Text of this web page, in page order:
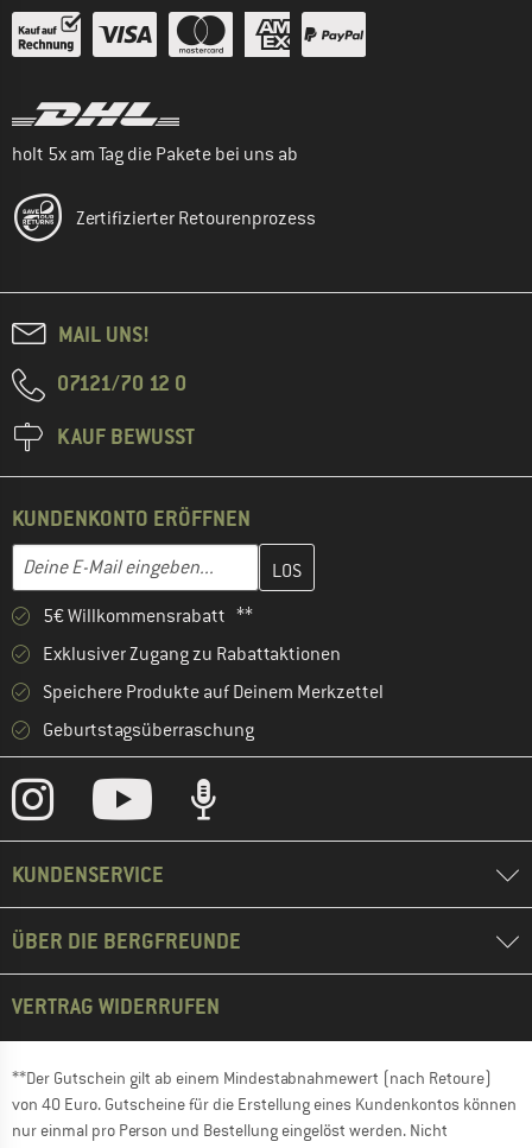
holt 5x am Tag die Pakete bei uns ab
Zertifizierter Retourenprozess
MAIL UNS!
07121/70 12 0
KAUF BEWUSST
KUNDENKONTO ERÖFFNEN
E-Mail-Adresse
Gib hier deine E-Mail-Adresse ein und erstelle im nächsten
5€ Willkommensrabatt **
Exklusiver Zugang zu Rabattaktionen
Speichere Produkte auf Deinem Merkzettel
Geburtstagsüberraschung
KUNDENSERVICE
ÜBER DIE BERGFREUNDE
VERTRAG WIDERRUFEN
**Der Gutschein gilt ab einem Mindestabnahmewert (nach Retoure)
von 40 Euro. Gutscheine für die Erstellung eines Kundenkontos können
nur einmal pro Person und Bestellung eingelöst werden. Nicht